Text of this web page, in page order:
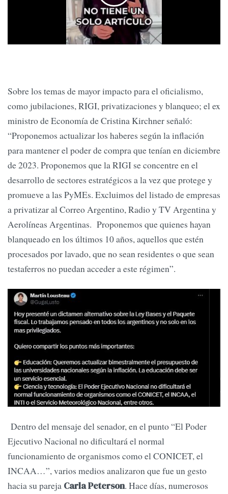
Sobre los temas de mayor impacto para el oficialismo,
como jubilaciones, RIGI, privatizaciones y blanqueo; el ex
ministro de Economía de Cristina Kirchner señaló:
“Proponemos actualizar los haberes según la inflación
para mantener el poder de compra que tenían en diciembre
de 2023. Proponemos que la RIGI se concentre en el
desarrollo de sectores estratégicos a la vez que protege y
promueve a las PyMEs. Excluimos del listado de empresas
a privatizar al Correo Argentino, Radio y TV Argentina y
Aerolíneas Argentinas. Proponemos que quienes hayan
blanqueado en los últimos 10 años, aquellos que estén
procesados por lavado, que no sean residentes o que sean
testaferros no puedan acceder a este régimen”.
Dentro del mensaje del senador, en el punto “El Poder
Ejecutivo Nacional no dificultará el normal
funcionamiento de organismos como el CONICET, el
INCAA…”, varios medios analizaron que fue un gesto
hacia su pareja Carla Peterson. Hace días, numerosos